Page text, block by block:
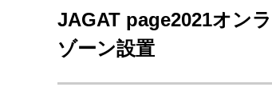
カテゴリー一覧
新商品 新製品
特集記事カテゴリー一覧
JAGAT page2021オン
ゾーン設置